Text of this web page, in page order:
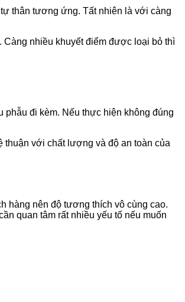
thân tương ứng. Tất nhiên là với càng
Càng nhiều khuyết điểm được loại bỏ thì
phẫu đi kèm. Nếu thực hiện không đúng
thuận với chất lượng và độ an toàn của
hàng nên độ tương thích vô cùng cao.
quan tâm rất nhiều yếu tố nếu muốn